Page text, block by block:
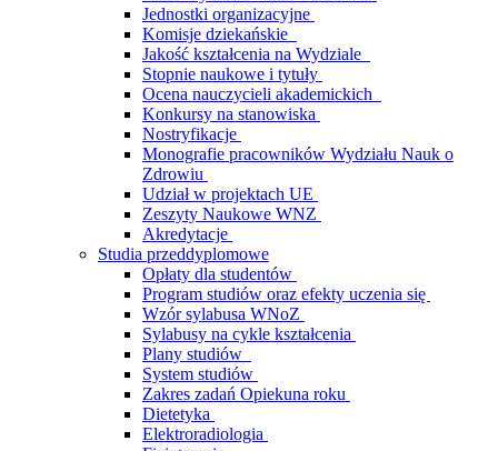
Jednostki organizacyjne
Komisje dziekańskie
Jakość kształcenia na Wydziale
Stopnie naukowe i tytuły
Ocena nauczycieli akademickich
Konkursy na stanowiska
Nostryfikacje
Monografie pracowników Wydziału Nauk o
Zdrowiu
Udział w projektach UE
Zeszyty Naukowe WNZ
Akredytacje
Studia przeddyplomowe
Opłaty dla studentów
Program studiów oraz efekty uczenia się
Wzór sylabusa WNoZ
Sylabusy na cykle kształcenia
Plany studiów
System studiów
Zakres zadań Opiekuna roku
Dietetyka
Elektroradiologia